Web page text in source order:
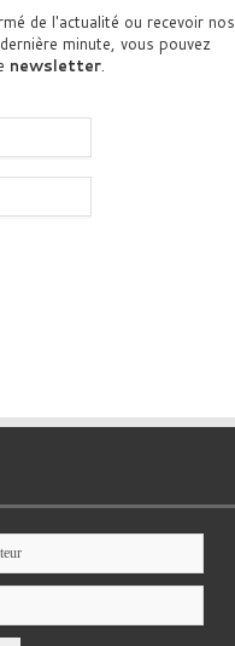
de l'actualité ou recevoir nos
minute, vous pouvez
newsletter.